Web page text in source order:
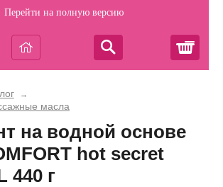
Перейти на полную версию
→
масла
на водной основе
hot secret
440 г